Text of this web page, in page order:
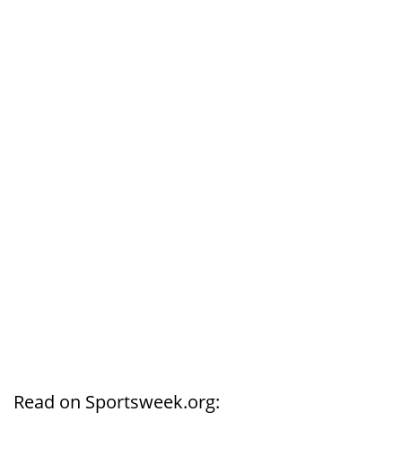
Read on Sportsweek.org: